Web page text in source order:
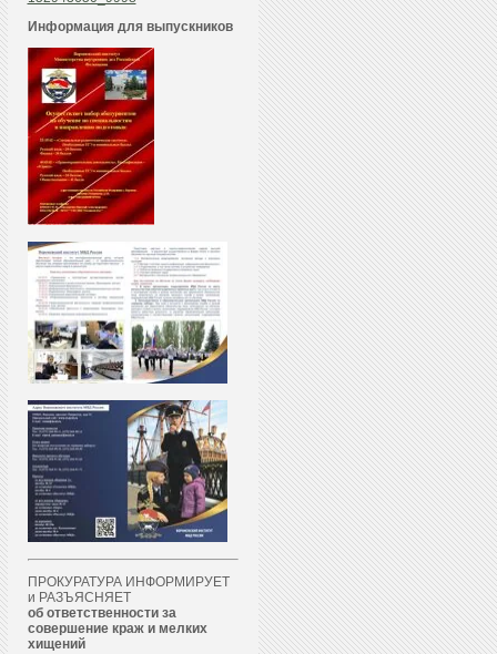
Информация для выпускников
ПРОКУРАТУРА ИНФОРМИРУЕТ
и РАЗЪЯСНЯЕТ
об ответственности за
совершение краж и мелких
хищений